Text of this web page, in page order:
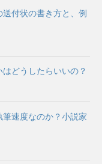
送付状の書き方と、例
どうしたらいいの？
速度なのか？小説家